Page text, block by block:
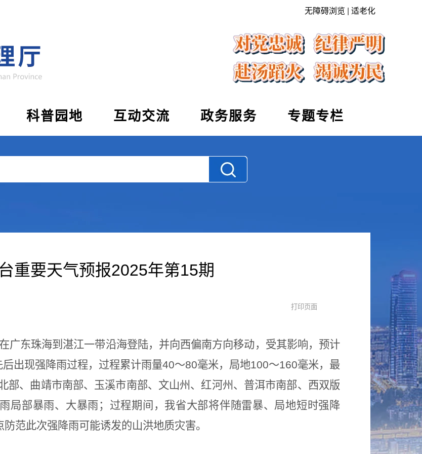
无障碍浏览 适老化
科普园地 互动交流 政务服务 专题专栏
重要天气预报2025年第15期
广东珠海到湛江一带沿海登陆，并向西偏南方向移动，受其影响，预计
出现强降雨过程，过程累计雨量40～80毫米，局地100～160毫米，最
部、曲靖市南部、玉溪市南部、文山州、红河州、普洱市南部、西双版
局部暴雨、大暴雨；过程期间，我省大部将伴随雷暴、局地短时强降
范此次强降雨可能诱发的山洪地质灾害。